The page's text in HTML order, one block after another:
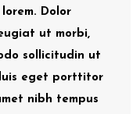
Dolor
ut morbi,
sollicitudin ut
eget porttitor
nibh tempus